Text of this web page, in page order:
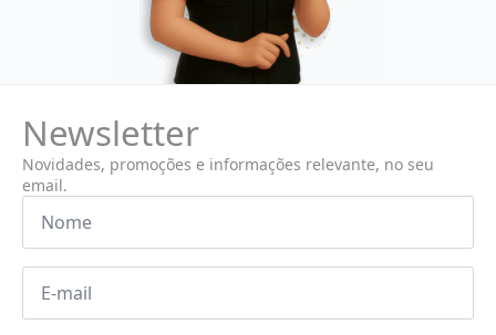
Newsletter
Novidades, promoções e informações relevante, no seu
email.
Nome
Email